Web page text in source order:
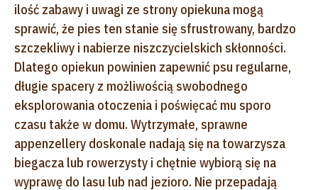
ilość zabawy i uwagi ze strony opiekuna mogą
sprawić, że pies ten stanie się sfrustrowany, bardzo
szczekliwy i nabierze niszczycielskich skłonności.
Dlatego opiekun powinien zapewnić psu regularne,
długie spacery z możliwością swobodnego
eksplorowania otoczenia i poświęcać mu sporo
czasu także w domu. Wytrzymałe, sprawne
appenzellery doskonale nadają się na towarzysza
biegacza lub rowerzysty i chętnie wybiorą się na
wyprawę do lasu lub nad jezioro. Nie przepadają